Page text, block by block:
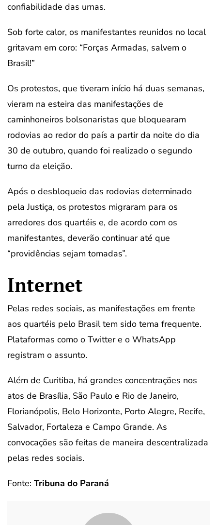
confiabilidade das urnas.
Sob forte calor, os manifestantes reunidos no local
gritavam em coro: “Forças Armadas, salvem o
Brasil!”
Os protestos, que tiveram início há duas semanas,
vieram na esteira das manifestações de
caminhoneiros bolsonaristas que bloquearam
rodovias ao redor do país a partir da noite do dia
30 de outubro, quando foi realizado o segundo
turno da eleição.
Após o desbloqueio das rodovias determinado
pela Justiça, os protestos migraram para os
arredores dos quartéis e, de acordo com os
manifestantes, deverão continuar até que
“providências sejam tomadas”.
Internet
Pelas redes sociais, as manifestações em frente
aos quartéis pelo Brasil tem sido tema frequente.
Plataformas como o Twitter e o WhatsApp
registram o assunto.
Além de Curitiba, há grandes concentrações nos
atos de Brasília, São Paulo e Rio de Janeiro,
Florianópolis, Belo Horizonte, Porto Alegre, Recife,
Salvador, Fortaleza e Campo Grande. As
convocações são feitas de maneira descentralizada
pelas redes sociais.
Fonte: Tribuna do Paraná